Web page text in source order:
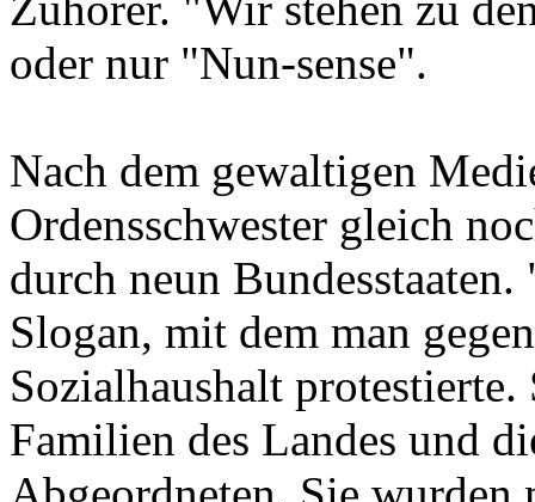
oder nur "Nun-sense".
Nach dem gewaltigen
Ordensschwester gleich
durch neun
Slogan, mit dem man
Sozialhaushalt
Familien des Landes und